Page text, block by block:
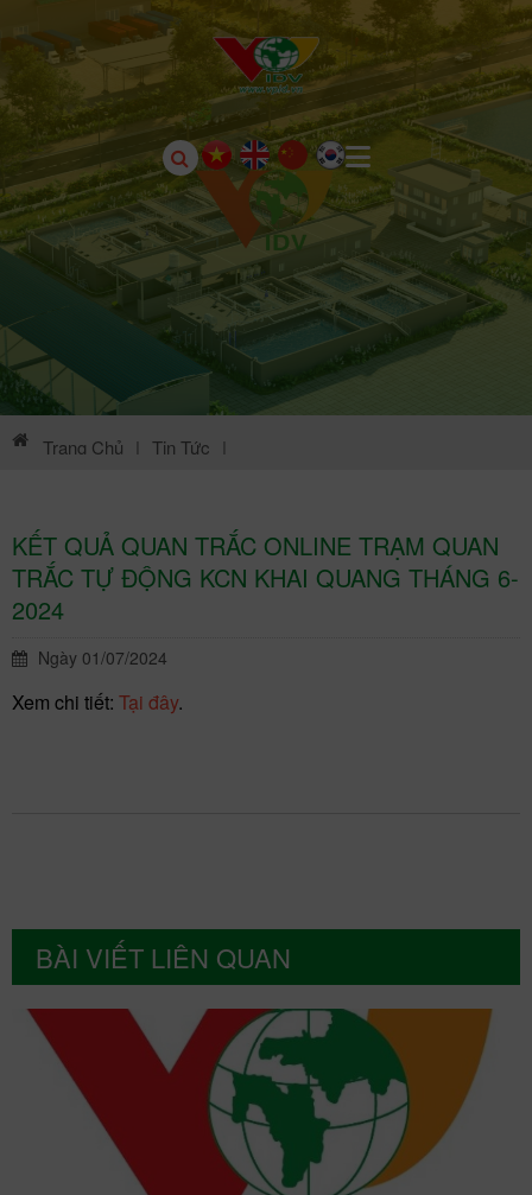
Trang Chủ | Tin Tức |
KẾT QUẢ QUAN TRẮC ONLINE TRẠM QUAN
TRẮC TỰ ĐỘNG KCN KHAI QUANG THÁNG 6-
2024
Ngày 01/07/2024
Xem chi tiết: Tại đây.
BÀI VIẾT LIÊN QUAN